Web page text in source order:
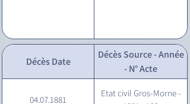
Décès Date
Décès Source - Année
- N° Acte
04.07.1881
Etat civil Gros-Morne -